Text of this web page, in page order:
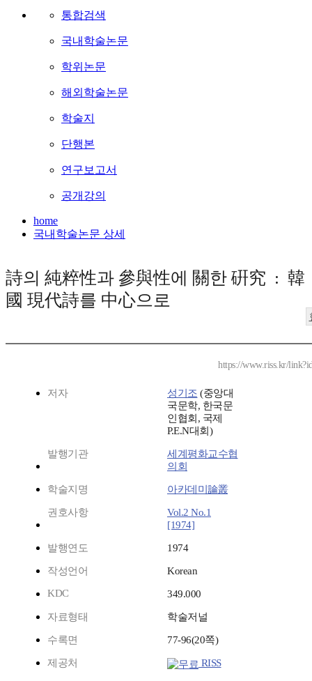
통합검색
국내학술논문
학위논문
해외학술논문
학술지
단행본
연구보고서
공개강의
home
국내학술논문 상세
詩의 純粹性과 參與性에 關한 硏究 : 韓
國 現代詩를 中心으로
https://www.riss.kr/
저자 성기조 (중앙대
국문학, 한국문
인협회, 국제
P.E.N대회)
발행기관
세계평화교수협
의회
학술지명 아카데미論叢
권호사항
Vol.2 No.1
[1974]
발행연도 1974
작성언어
Korean
KDC
349.000
자료형태 학술저널
수록면 77-96(20쪽)
제공처 RISS